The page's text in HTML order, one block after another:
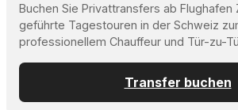
Buchen Sie Privattransfers ab Flughafen
geführte Tagestouren in der Schweiz
professionellem Chauffeur und Tür-zu-
Transfer buchen